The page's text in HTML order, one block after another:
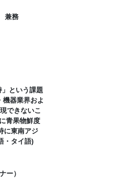
兼務
という課題
器業界およ
できないこ
青果物鮮度
に東南アジ
・タイ語)
ー）